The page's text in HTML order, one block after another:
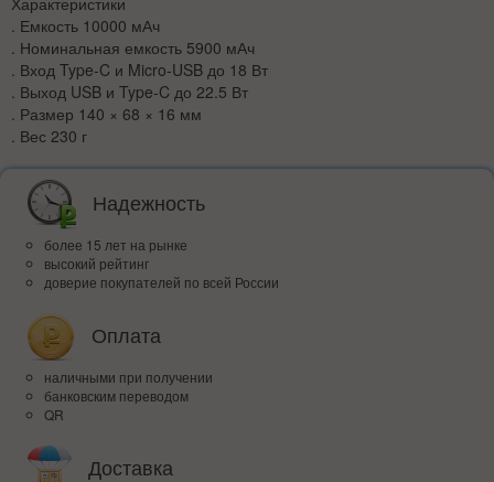
. Емкость 10000 мАч
. Номинальная емкость 5900 мАч
. Вход Type-C и Micro-USB до 18 Вт
. Выход USB и Type-C до 22.5 Вт
. Размер 140 × 68 × 16 мм
. Вес 230 г
Надежность
более 15 лет на рынке
высокий рейтинг
доверие покупателей по всей России
Оплата
наличными при получении
банковским переводом
QR
Доставка